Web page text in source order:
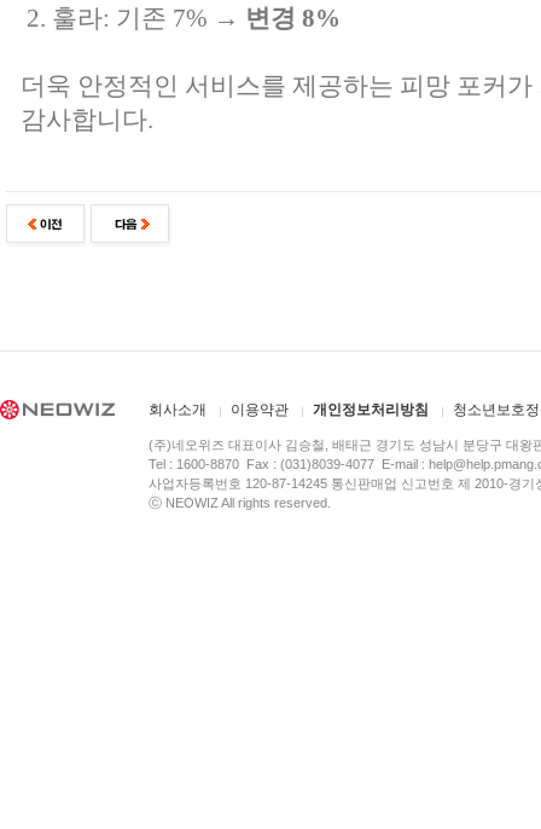
2. 훌라: 기존 7% → 변경 8%
더욱 안정적인 서비스를 제공하는 피망 포커가
감사합니다.
회사소개 이용약관 개인정보처리방침 청소년보호
(주)네오위즈 대표이사 김승철, 배태근 경기도 성남시 분당구 대왕
Tel : 1600-8870 Fax : (031)8039-4077 E-mail :
사업자등록번호 120-87-14245 통신판매업 신고번호 제 2010-경
ⓒ NEOWIZ All rights reserved.